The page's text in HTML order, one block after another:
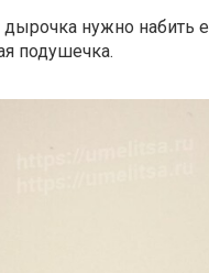
нужно набить
подушечка.